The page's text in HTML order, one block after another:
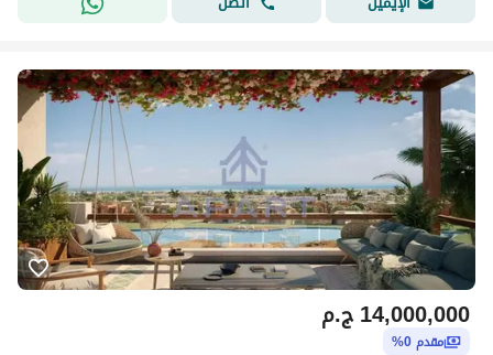
ج.م14,000,000
مقدم 0%